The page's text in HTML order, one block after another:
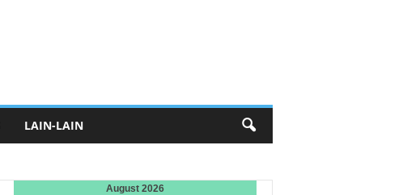
LAIN-LAIN
August 2026